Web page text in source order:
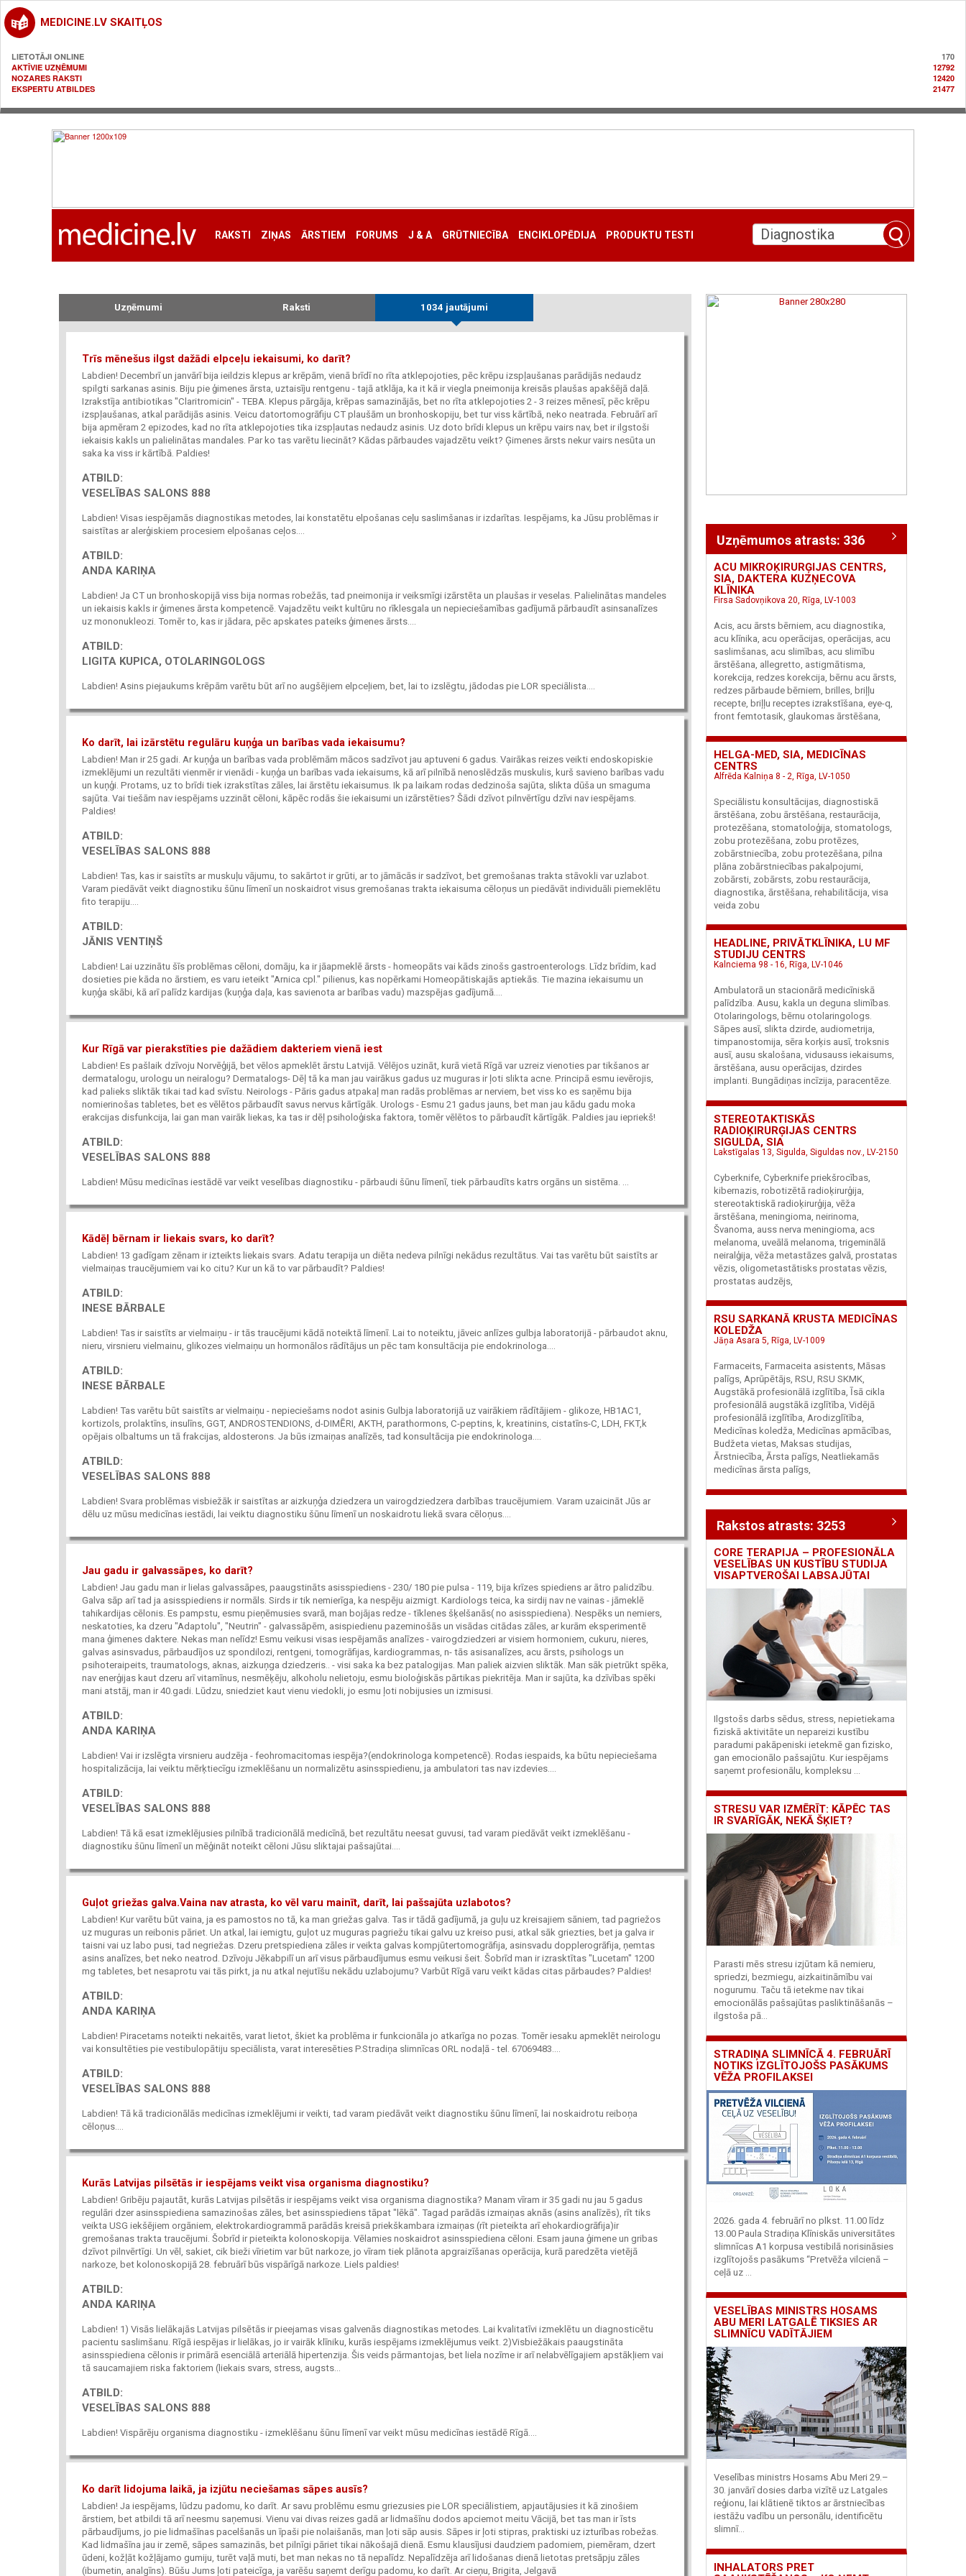
MEDICINE.LV SKAITĻOS
LIETOTĀJI ONLINE
170
AKTĪVIE UZŅĒMUMI
12792
NOZARES RAKSTI
12420
EKSPERTU ATBILDES
21477
RAKSTI ZIŅAS ĀRSTIEM FORUMS J & A GRŪTNIECĪBA ENCIKLOPĒDIJA PRODUKTU TESTI
Uzņēmumi Raksti 1034 jautājumi
Trīs mēnešus ilgst dažādi elpceļu iekaisumi, ko darīt?
Labdien! Decembrī un janvārī bija ieildzis klepus ar krēpām, vienā brīdī no rīta atklepojoties, pēc krēpu izspļaušanas parādijās nedaudz
spilgti sarkanas asinis. Biju pie ģimenes ārsta, uztaisīju rentgenu - tajā atklāja, ka it kā ir viegla pneimonija kreisās plaušas apakšējā daļā.
Izrakstīja antibiotikas "Claritromicin" - TEBA. Klepus pārgāja, krēpas samazinājās, bet no rīta atklepojoties 2 - 3 reizes mēnesī, pēc krēpu
izspļaušanas, atkal parādijās asinis. Veicu datortomogrāfiju CT plaušām un bronhoskopiju, bet tur viss kārtībā, neko neatrada. Februārī arī
bija apmēram 2 epizodes, kad no rīta atklepojoties tika izspļautas nedaudz asinis. Uz doto brīdi klepus un krēpu vairs nav, bet ir ilgstoši
iekaisis kakls un palielinātas mandales. Par ko tas varētu liecināt? Kādas pārbaudes vajadzētu veikt? Ģimenes ārsts nekur vairs nesūta un
saka ka viss ir kārtībā. Paldies!
ATBILD:
VESELĪBAS SALONS 888
Labdien! Visas iespējamās diagnostikas metodes, lai konstatētu elpošanas ceļu saslimšanas ir izdarītas. Iespējams, ka Jūsu problēmas ir
saistītas ar alerģiskiem procesiem elpošanas ceļos....
ATBILD:
ANDA KARIŅA
Labdien! Ja CT un bronhoskopijā viss bija normas robežās, tad pneimonija ir veiksmīgi izārstēta un plaušas ir veselas. Palielinātas mandeles
un iekaisis kakls ir ģimenes ārsta kompetencē. Vajadzētu veikt kultūru no rīklesgala un nepieciešamības gadījumā pārbaudīt asinsanalīzes
uz mononukleozi. Tomēr to, kas ir jādara, pēc apskates pateiks ģimenes ārsts....
ATBILD:
LIGITA KUPICA, OTOLARINGOLOGS
Labdien! Asins piejaukums krēpām varētu būt arī no augšējiem elpceļiem, bet, lai to izslēgtu, jādodas pie LOR speciālista....
Ko darīt, lai izārstētu regulāru kuņģa un barības vada iekaisumu?
Labdien! Man ir 25 gadi. Ar kuņģa un barības vada problēmām mācos sadzīvot jau aptuveni 6 gadus. Vairākas reizes veikti endoskopiskie
izmeklējumi un rezultāti vienmēr ir vienādi - kuņģa un barības vada iekaisums, kā arī pilnībā nenoslēdzās muskulis, kurš savieno barības vadu
un kuņģi. Protams, uz to brīdi tiek izrakstītas zāles, lai ārstētu iekaisumus. Ik pa laikam rodas dedzinoša sajūta, slikta dūša un smaguma
sajūta. Vai tiešām nav iespējams uzzināt cēloni, kāpēc rodās šie iekaisumi un izārstēties? Šādi dzīvot pilnvērtīgu dzīvi nav iespējams.
Paldies!
ATBILD:
VESELĪBAS SALONS 888
Labdien! Tas, kas ir saistīts ar muskuļu vājumu, to sakārtot ir grūti, ar to jāmācās ir sadzīvot, bet gremošanas trakta stāvokli var uzlabot.
Varam piedāvāt veikt diagnostiku šūnu līmenī un noskaidrot visus gremošanas trakta iekaisuma cēloņus un piedāvāt individuāli piemeklētu
fito terapiju....
ATBILD:
JĀNIS VENTIŅŠ
Labdien! Lai uzzinātu šīs problēmas cēloni, domāju, ka ir jāapmeklē ārsts - homeopāts vai kāds zinošs gastroenterologs. Līdz brīdim, kad
dosieties pie kāda no ārstiem, es varu ieteikt "Arnica cpl." pilienus, kas nopērkami Homeopātiskajās aptiekās. Tie mazina iekaisumu un
kuņģa skābi, kā arī palīdz kardijas (kuņģa daļa, kas savienota ar barības vadu) mazspējas gadījumā....
Kur Rīgā var pierakstīties pie dažādiem dakteriem vienā iest
Labdien! Es pašlaik dzīvoju Norvēģijā, bet vēlos apmeklēt ārstu Latvijā. Vēlējos uzināt, kurā vietā Rīgā var uzreiz vienoties par tikšanos ar
dermatalogu, urologu un neiralogu? Dermatalogs- Dēļ tā ka man jau vairākus gadus uz muguras ir ļoti slikta acne. Principā esmu ievērojis,
kad palieks sliktāk tikai tad kad svīstu. Neirologs - Pāris gadus atpakaļ man radās problēmas ar nerviem, bet viss ko es saņēmu bija
nomierinošas tabletes, bet es vēlētos pārbaudīt savus nervus kārtīgāk. Urologs - Esmu 21 gadus jauns, bet man jau kādu gadu moka
erakcijas disfunkcija, lai gan man vairāk liekas, ka tas ir dēļ psiholoģiska faktora, tomēr vēlētos to pārbaudīt kārtīgāk. Paldies jau iepriekš!
ATBILD:
VESELĪBAS SALONS 888
Labdien! Mūsu medicīnas iestādē var veikt veselības diagnostiku - pārbaudi šūnu līmenī, tiek pārbaudīts katrs orgāns un sistēma. ...
Kādēļ bērnam ir liekais svars, ko darīt?
Labdien! 13 gadīgam zēnam ir izteikts liekais svars. Adatu terapija un diēta nedeva pilnīgi nekādus rezultātus. Vai tas varētu būt saistīts ar
vielmaiņas traucējumiem vai ko citu? Kur un kā to var pārbaudīt? Paldies!
ATBILD:
INESE BĀRBALE
Labdien! Tas ir saistīts ar vielmaiņu - ir tās traucējumi kādā noteiktā līmenī. Lai to noteiktu, jāveic anlīzes gulbja laboratorijā - pārbaudot aknu,
nieru, virsnieru vielmainu, glikozes vielmaiņu un hormonālos rādītājus un pēc tam konsultācija pie endokrinologa....
ATBILD:
INESE BĀRBALE
Labdien! Tas varētu būt saistīts ar vielmaiņu - nepieciešams nodot asinis Gulbja laboratorijā uz vairākiem rādītājiem - glikoze, HB1AC1,
kortizols, prolaktīns, insulīns, GGT, ANDROSTENDIONS, d-DIMĒRI, AKTH, parathormons, C-peptins, k, kreatinins, cistatīns-C, LDH, FKT,k
opējais olbaltums un tā frakcijas, aldosterons. Ja būs izmaiņas analīzēs, tad konsultācija pie endokrinologa....
ATBILD:
VESELĪBAS SALONS 888
Labdien! Svara problēmas visbiežāk ir saistītas ar aizkuņģa dziedzera un vairogdziedzera darbības traucējumiem. Varam uzaicināt Jūs ar
dēlu uz mūsu medicīnas iestādi, lai veiktu diagnostiku šūnu līmenī un noskaidrotu liekā svara cēloņus....
Jau gadu ir galvassāpes, ko darīt?
Labdien! Jau gadu man ir lielas galvassāpes, paaugstināts asisspiediens - 230/ 180 pie pulsa - 119, bija krīzes spiediens ar ātro palidzību.
Galva sāp arī tad ja asisspiediens ir normāls. Sirds ir tik nemierīga, ka nespēju aizmigt. Kardiologs teica, ka sirdij nav ne vainas - jāmeklē
tahikardijas cēlonis. Es pampstu, esmu pieņēmusies svarā, man bojājas redze - tīklenes šķelšanās( no asisspiediena). Nespēks un nemiers,
neskatoties, ka dzeru "Adaptolu", "Neutrin" - galvassāpēm, asispiedienu pazeminošās un visādas citādas zāles, ar kurām eksperimentē
mana ģimenes daktere. Nekas man nelīdz! Esmu veikusi visas iespējamās analīzes - vairogdziedzeri ar visiem hormoniem, cukuru, nieres,
galvas asinsvadus, pārbaudījos uz spondilozi, rentgeni, tomogrāfijas, kardiogrammas, n- tās asisanalīzes, acu ārsts, psihologs un
psihoteraipeits, traumatologs, aknas, aizkuņga dziedzeris.. - visi saka ka bez patalogijas. Man paliek aizvien sliktāk. Man sāk pietrūkt spēka,
nav enerģijas kaut dzeru arī vitamīnus, nesmēķēju, alkoholu nelietoju, esmu bioloģiskās pārtikas piekritēja. Man ir sajūta, ka dzīvības spēki
mani atstāj, man ir 40.gadi. Lūdzu, sniedziet kaut vienu viedokli, jo esmu ļoti nobijusies un izmisusi.
ATBILD:
ANDA KARIŅA
Labdien! Vai ir izslēgta virsnieru audzēja - feohromacitomas iespēja?(endokrinologa kompetencē). Rodas iespaids, ka būtu nepieciešama
hospitalizācija, lai veiktu mērķtiecīgu izmeklēšanu un normalizētu asinsspiedienu, ja ambulatori tas nav izdevies....
ATBILD:
VESELĪBAS SALONS 888
Labdien! Tā kā esat izmeklējusies pilnībā tradicionālā medicīnā, bet rezultātu neesat guvusi, tad varam piedāvāt veikt izmeklēšanu -
diagnostiku šūnu līmenī un mēģināt noteikt cēloni Jūsu sliktajai pašsajūtai....
Guļot griežas galva.Vaina nav atrasta, ko vēl varu mainīt, darīt, lai pašsajūta uzlabotos?
Labdien! Kur varētu būt vaina, ja es pamostos no tā, ka man griežas galva. Tas ir tādā gadījumā, ja guļu uz kreisajiem sāniem, tad pagriežos
uz muguras un reibonis pāriet. Un atkal, lai iemigtu, guļot uz muguras pagriežu tikai galvu uz kreiso pusi, atkal sāk griezties, bet ja galva ir
taisni vai uz labo pusi, tad negriežas. Dzeru pretspiediena zāles ir veikta galvas kompjūtertomogrāfija, asinsvadu dopplerogrāfija, ņemtas
asins analīzes, bet neko neatrod. Dzīvoju Jēkabpilī un arī visus pārbaudījumus esmu veikusi šeit. Šobrīd man ir izrasktītas "Lucetam" 1200
mg tabletes, bet nesaprotu vai tās pirkt, ja nu atkal nejutīšu nekādu uzlabojumu? Varbūt Rīgā varu veikt kādas citas pārbaudes? Paldies!
ATBILD:
ANDA KARIŅA
Labdien! Piracetams noteikti nekaitēs, varat lietot, škiet ka problēma ir funkcionāla jo atkarīga no pozas. Tomēr iesaku apmeklēt neirologu
vai konsultēties pie vestibulopātiju speciālista, varat interesēties P.Stradiņa slimnīcas ORL nodaļā - tel. 67069483....
ATBILD:
VESELĪBAS SALONS 888
Labdien! Tā kā tradicionālās medicīnas izmeklējumi ir veikti, tad varam piedāvāt veikt diagnostiku šūnu līmenī, lai noskaidrotu reiboņa
cēloņus....
Kurās Latvijas pilsētās ir iespējams veikt visa organisma diagnostiku?
Labdien! Gribēju pajautāt, kurās Latvijas pilsētās ir iespējams veikt visa organisma diagnostika? Manam vīram ir 35 gadi nu jau 5 gadus
regulāri dzer asinsspiediena samazinošas zāles, bet asinsspiediens tāpat "lēkā". Tagad parādās izmaiņas aknās (asins analīzēs), rīt tiks
veikta USG iekšējiem orgāniem, elektrokardiogrammā parādās kreisā priekškambara izmaiņas (rīt pieteikta arī ehokardiogrāfija)ir
gremošanas trakta traucējumi. Šobrīd ir pieteikta kolonoskopija. Vēlamies noskaidrot asinsspiediena cēloni. Esam jauna ģimene un gribas
dzīvot pilnvērtīgi. Un vēl, sakiet, cik bieži vīrietim var būt narkoze, jo vīram tiek plānota apgraizīšanas operācija, kurā paredzēta vietējā
narkoze, bet kolonoskopijā 28. februārī būs vispārīgā narkoze. Liels paldies!
ATBILD:
ANDA KARIŅA
Labdien! 1) Visās lielākajās Latvijas pilsētās ir pieejamas visas galvenās diagnostikas metodes. Lai kvalitatīvi izmeklētu un diagnosticētu
pacientu saslimšanu. Rīgā iespējas ir lielākas, jo ir vairāk klīniku, kurās iespējams izmeklējumus veikt. 2)Visbiežākais paaugstināta
asinsspiediena cēlonis ir primārā esenciālā arteriālā hipertenzija. Šis veids pārmantojas, bet liela nozīme ir arī nelabvēlīgajiem apstākļiem vai
tā saucamajiem riska faktoriem (liekais svars, stress, augsts...
ATBILD:
VESELĪBAS SALONS 888
Labdien! Vispārēju organisma diagnostiku - izmeklēšanu šūnu līmenī var veikt mūsu medicīnas iestādē Rīgā....
Ko darīt lidojuma laikā, ja izjūtu neciešamas sāpes ausīs?
Labdien! Ja iespējams, lūdzu padomu, ko darīt. Ar savu problēmu esmu griezusies pie LOR speciālistiem, apjautājusies it kā zinošiem
ārstiem, bet atbildi tā arī neesmu saņemusi. Vienu vai divas reizes gadā ar lidmašīnu dodos apciemot meitu Vācijā, bet tas man ir īsts
pārbaudījums, jo pie lidmašīnas pacelšanās un īpaši pie nolaišanās, man ļoti sāp ausis. Sāpes ir ļoti stipras, praktiski uz izturības robežas.
Kad lidmašīna jau ir zemē, sāpes samazinās, bet pilnīgi pāriet tikai nākošajā dienā. Esmu klausījusi daudziem padomiem, piemēram, dzert
ūdeni, kožļāt kožļājamo gumiju, turēt vaļā muti, bet man nekas no tā nepalīdz. Nepalīdzēja arī lidošanas dienā lietotas pretsāpju zāles
(ibumetin, analgīns). Būšu Jums ļoti pateicīga, ja varēšu saņemt derīgu padomu, ko darīt. Ar cieņu, Brigita, Jelgavā
Uzņēmumos atrasts: 336
ACU MIKROĶIRURĢIJAS CENTRS,
SIA, DAKTERA KUZŅECOVA
KLĪNIKA
Firsa Sadovņikova 20, Rīga, LV-1003
Acis, acu ārsts bērniem, acu diagnostika,
acu klīnika, acu operācijas, operācijas, acu
saslimšanas, acu slimības, acu slimību
ārstēšana, allegretto, astigmātisma,
korekcija, redzes korekcija, bērnu acu ārsts,
redzes pārbaude bērniem, brilles, briļļu
recepte, briļļu receptes izrakstīšana, eye-q,
front femtotasik, glaukomas ārstēšana,
HELGA-MED, SIA, MEDICĪNAS
CENTRS
Alfrēda Kalniņa 8 - 2, Rīga, LV-1050
Speciālistu konsultācijas, diagnostiskā
ārstēšana, zobu ārstēšana, restaurācija,
protezēšana, stomatoloģija, stomatologs,
zobu protezēšana, zobu protēzes,
zobārstniecība, zobu protezēšana, pilna
plāna zobārstniecības pakalpojumi,
zobārsti, zobārsts, zobu restaurācija,
diagnostika, ārstēšana, rehabilitācija, visa
veida zobu
HEADLINE, PRIVĀTKLĪNIKA, LU MF
STUDIJU CENTRS
Kalnciema 98 - 16, Rīga, LV-1046
Ambulatorā un stacionārā medicīniskā
palīdzība. Ausu, kakla un deguna slimības.
Otolaringologs, bērnu otolaringologs.
Sāpes ausī, slikta dzirde, audiometrija,
timpanostomija, sēra korķis ausī, troksnis
ausī, ausu skalošana, vidusauss iekaisums,
ārstēšana, ausu operācijas, dzirdes
implanti. Bungādiņas incīzija, paracentēze.
STEREOTAKTISKĀS
RADIOĶIRURĢIJAS CENTRS
SIGULDA, SIA
Lakstīgalas 13, Sigulda, Siguldas nov., LV-2150
Cyberknife, Cyberknife priekšrocības,
kibernazis, robotizētā radioķirurģija,
stereotaktiskā radioķirurģija, vēža
ārstēšana, meningioma, neirinoma,
Švanoma, auss nerva meningioma, acs
melanoma, uveālā melanoma, trigeminālā
neiralģija, vēža metastāzes galvā, prostatas
vēzis, oligometastātisks prostatas vēzis,
prostatas audzējs,
RSU SARKANĀ KRUSTA MEDICĪNAS
KOLEDŽA
Jāņa Asara 5, Rīga, LV-1009
Farmaceits, Farmaceita asistents, Māsas
palīgs, Aprūpētājs, RSU, RSU SKMK,
Augstākā profesionālā izglītība, Īsā cikla
profesionālā augstākā izglītība, Vidējā
profesionālā izglītība, Arodizglītība,
Medicīnas koledža, Medicīnas apmācības,
Budžeta vietas, Maksas studijas,
Ārstniecība, Ārsta palīgs, Neatliekamās
medicīnas ārsta palīgs,
Rakstos atrasts: 3253
CORE TERAPIJA – PROFESIONĀLA
VESELĪBAS UN KUSTĪBU STUDIJA
VISAPTVEROŠAI LABSAJŪTAI
Ilgstošs darbs sēdus, stress, nepietiekama
fiziskā aktivitāte un nepareizi kustību
paradumi pakāpeniski ietekmē gan fizisko,
gan emocionālo pašsajūtu. Kur iespējams
saņemt profesionālu, kompleksu ...
STRESU VAR IZMĒRĪT: KĀPĒC TAS
IR SVARĪGĀK, NEKĀ ŠĶIET?
Parasti mēs stresu izjūtam kā nemieru,
spriedzi, bezmiegu, aizkaitināmību vai
nogurumu. Taču tā ietekme nav tikai
emocionālās pašsajūtas pasliktināšanās –
ilgstoša pā...
STRADIŅA SLIMNĪCĀ 4. FEBRUĀRĪ
NOTIKS IZGLĪTOJOŠS PASĀKUMS
VĒŽA PROFILAKSEI
2026. gada 4. februārī no plkst. 11.00 līdz
13.00 Paula Stradiņa Klīniskās universitātes
slimnīcas A1 korpusa vestibilā norisināsies
izglītojošs pasākums “Pretvēža vilcienā –
ceļā uz ...
VESELĪBAS MINISTRS HOSAMS
ABU MERI LATGALĒ TIKSIES AR
SLIMNĪCU VADĪTĀJIEM
Veselības ministrs Hosams Abu Meri 29.–
30. janvārī dosies darba vizītē uz Latgales
reģionu, lai klātienē tiktos ar ārstniecības
iestāžu vadību un personālu, identificētu
slimnī...
INHALATORS PRET